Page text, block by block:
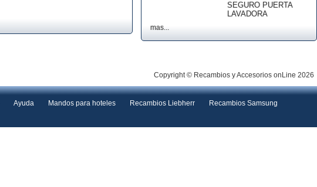
SEGURO PUERTA
LAVADORA
mas...
Copyright © Recambios y Accesorios onLine 2026
Ayuda Mandos para hoteles Recambios Liebherr
Recambios Samsung